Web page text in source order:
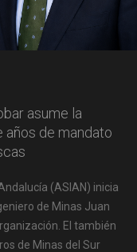
asume la
años de mandato
(ASIAN) inicia
de Minas Juan
El también
de Minas del Sur